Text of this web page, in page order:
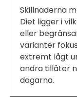
Skillnaderna
Diet ligger i
eller
varianter
extremt lågt
andra tillåter
dagarna.